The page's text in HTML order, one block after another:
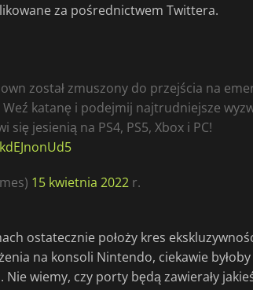
za pośrednictwem Twittera.
został zmuszony do przejścia na
katanę i podejmij najtrudniejsze
się jesienią na PS4, PS5, Xbox i PC!
15 kwietnia 2022r.
ostatecznie położy kres
na konsoli Nintendo, ciekawie byłoby
wiemy, czy porty będą zawierały